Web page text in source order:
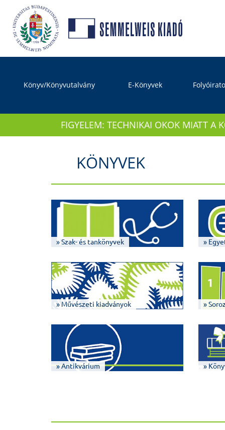
Könyv/Könyvutalvány E-Könyvek
FIGYELEM: TECHNIKAI OKOK MIATT A
KÖNYVEK
» Szak- és tankönyvek »
» Művészeti kiadványok »
» Antikvárium »